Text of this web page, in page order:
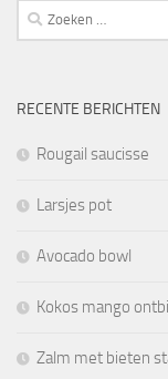
Zoeken
naar:
RECENTE BERICHTEN
Rougail saucisse
Larsjes pot
Avocado bowl
Kokos mango
Zalm met bieten